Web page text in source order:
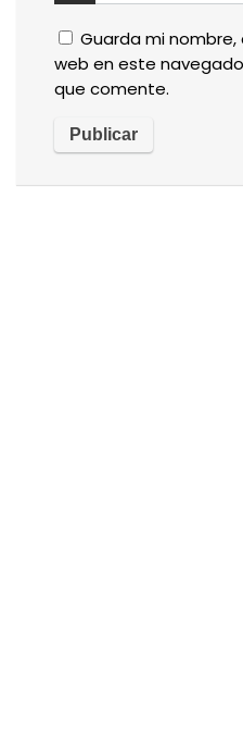
Guarda mi
web en este
que comente.